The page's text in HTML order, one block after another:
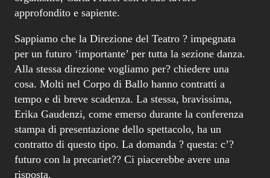
tempo e di breve scadenza. La stessa, bravissima,
stampa di presentazione dello spettacolo, ha un
contratto di questo tipo. La domanda ? questa: c’?
futuro con la precariet?? Ci piacerebbe avere una
risposta.
Claudio Listanti
claudio.listanti@voceditalia.it